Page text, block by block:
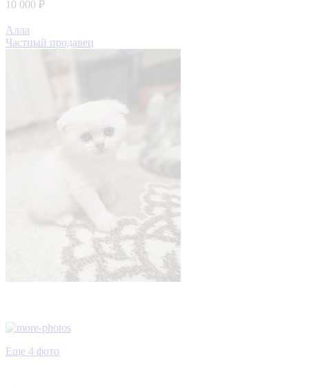
10 000 ₽
Алла
Частный продавец
Еще 4 фото